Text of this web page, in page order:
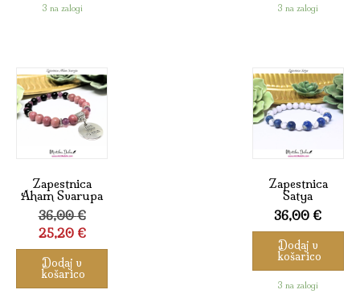
3 na zalogi 3 na zalogi
Zapestnica
Aham Svarupa
36,00€Izvirna
cena
je
36,00 €.
25,20 €Trenutna
cena
25,20 €.
Dodaj v
košarico
Zapestnica
Satya
36,00 €
Dodaj v
košarico
3 na zalogi